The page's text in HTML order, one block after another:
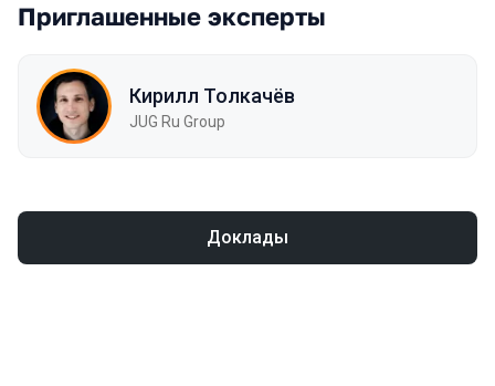
Приглашенные эксперты
Кирилл Толкачёв
JUG Ru Group
Доклады